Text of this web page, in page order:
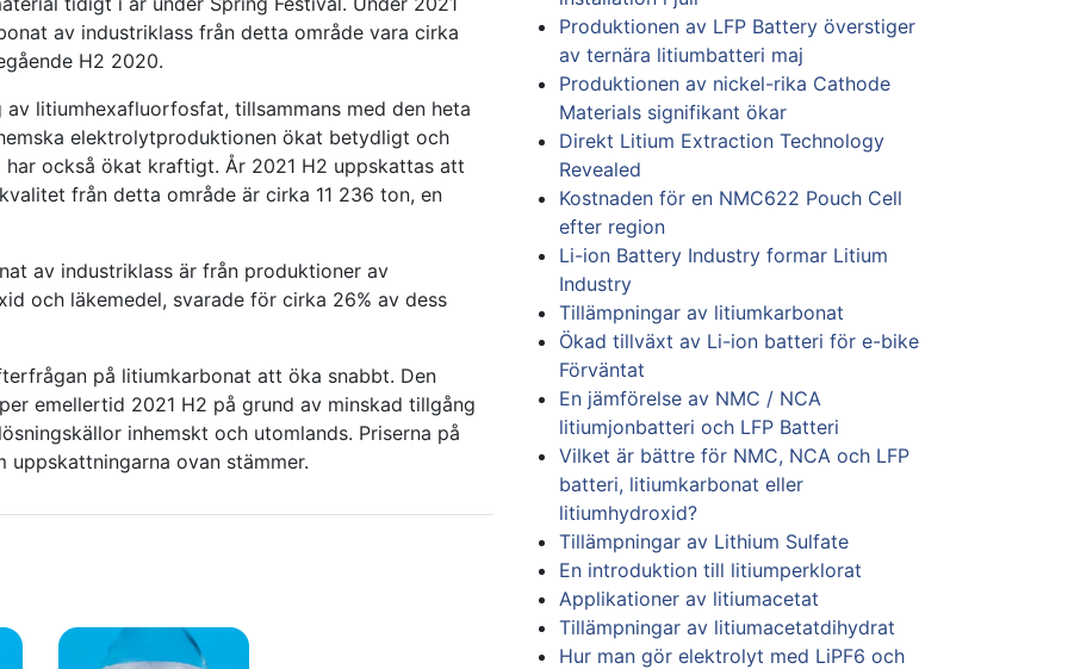
av industriklass från detta område vara cirka
H2 2020.
litiumhexafluorfosfat, tillsammans med den heta
elektrolytproduktionen ökat betydligt och
också ökat kraftigt. År 2021 H2 uppskattas att
från detta område är cirka 11 236 ton, en
av industriklass är från produktioner av
och läkemedel, svarade för cirka 26% av dess
på litiumkarbonat att öka snabbt. Den
emellertid 2021 H2 på grund av minskad tillgång
inhemskt och utomlands. Priserna på
ovan stämmer.
Produktionen av LFP Battery överstiger
av ternära litiumbatteri maj
Produktionen av nickel-rika Cathode
Materials signifikant ökar
Direkt Litium Extraction Technology
Revealed
Kostnaden för en NMC622 Pouch Cell
efter region
Li-ion Battery Industry formar Litium
Industry
Tillämpningar av litiumkarbonat
Ökad tillväxt av Li-ion batteri för e-bike
Förväntat
En jämförelse av NMC / NCA
litiumjonbatteri och LFP Batteri
Vilket är bättre för NMC, NCA och LFP
batteri, litiumkarbonat eller
litiumhydroxid?
Tillämpningar av Lithium Sulfate
En introduktion till litiumperklorat
Applikationer av litiumacetat
Tillämpningar av litiumacetatdihydrat
Hur man gör elektrolyt med LiPF6 och